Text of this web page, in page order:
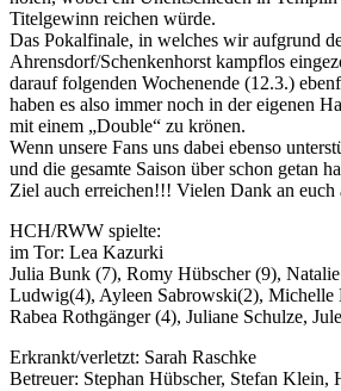
Titelgewinn reichen würde.
Das Pokalfinale, in welches wir aufgrund
Ahrensdorf/Schenkenhorst kampflos
darauf folgenden Wochenende (12.3.)
haben es also immer noch in der eigenen
mit einem „Double“ zu krönen.
Wenn unsere Fans uns dabei ebenso
und die gesamte Saison über schon getan
Ziel auch erreichen!!! Vielen Dank an
HCH/RWW spielte:
im Tor: Lea Kazurki
Julia Bunk (7), Romy Hübscher (9),
Ludwig(4), Ayleen Sabrowski(2), Michelle
Rabea Rothgänger (4), Juliane Schulze,
Erkrankt/verletzt: Sarah Raschke
Betreuer: Stephan Hübscher, Stefan